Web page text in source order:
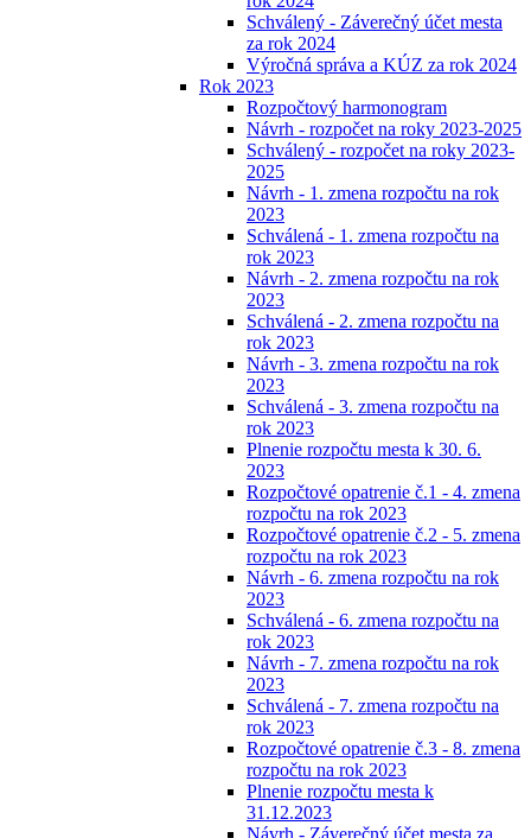
Schválený - Záverečný účet mesta
za rok 2024
Výročná správa a KÚZ za rok 2024
Rok 2023
Rozpočtový harmonogram
Návrh - rozpočet na roky 2023-2025
Schválený - rozpočet na roky 2023-
2025
Návrh - 1. zmena rozpočtu na rok
2023
Schválená - 1. zmena rozpočtu na
rok 2023
Návrh - 2. zmena rozpočtu na rok
2023
Schválená - 2. zmena rozpočtu na
rok 2023
Návrh - 3. zmena rozpočtu na rok
2023
Schválená - 3. zmena rozpočtu na
rok 2023
Plnenie rozpočtu mesta k 30. 6.
2023
Rozpočtové opatrenie č.1 - 4. zmena
rozpočtu na rok 2023
Rozpočtové opatrenie č.2 - 5. zmena
rozpočtu na rok 2023
Návrh - 6. zmena rozpočtu na rok
2023
Schválená - 6. zmena rozpočtu na
rok 2023
Návrh - 7. zmena rozpočtu na rok
2023
Schválená - 7. zmena rozpočtu na
rok 2023
Rozpočtové opatrenie č.3 - 8. zmena
rozpočtu na rok 2023
Plnenie rozpočtu mesta k
31.12.2023
Návrh - Záverečný účet mesta za